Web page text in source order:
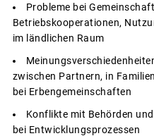
Probleme bei
Betriebskooperationen,
im ländlichen Raum
zwischen Partnern, in
bei Erbengemeinschaften
Konflikte mit Behörden
bei Entwicklungsprozessen